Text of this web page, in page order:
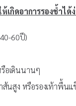
เกิดอาการรองช้ำได้
60ปี)
อเดินนานๆ
ส้นสูง หรือรองเท้าพื้นแ